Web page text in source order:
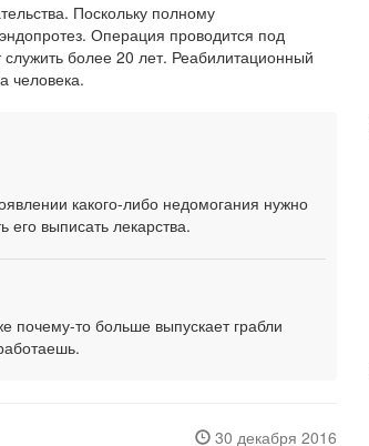
Поскольку полному
Операция проводится под
более 20 лет. Реабилитационный
человека.
какого-либо недомогания нужно
его выписать лекарства.
то больше выпускает грабли
30 декабря 2016